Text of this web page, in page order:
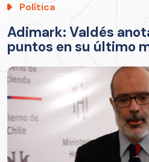
Política
Adimark: Valdés
puntos en su último